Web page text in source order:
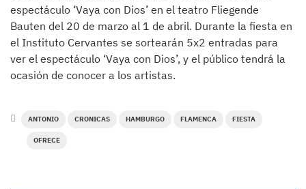
espectáculo ‘Vaya con Dios’ en el teatro Fliegende
Bauten del 20 de marzo al 1 de abril. Durante la fiesta en
el Instituto Cervantes se sortearán 5x2 entradas para
ver el espectáculo ‘Vaya con Dios’, y el público tendrá la
ocasión de conocer a los artistas.
ANTONIO CRONICAS HAMBURGO FLAMENCA FIESTA
OFRECE